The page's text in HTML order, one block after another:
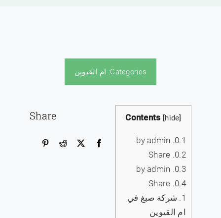
Categories: ام القيوين
Contents [hide]
0.1.
0.2.
0.3.
0.4.
1. شركة صبغ في
ام القيوين
Share